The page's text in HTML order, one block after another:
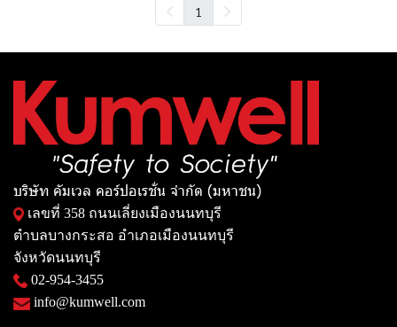
1
บริษัท คัมเวล คอร์ปอเรชั่น จำกัด (มหาชน)
เลขที่ 358 ถนนเลี่ยงเมืองนนทบุรี
ตำบลบางกระสอ อำเภอเมืองนนทบุรี
จังหวัดนนทบุรี
02-954-3455
info@kumwell.com